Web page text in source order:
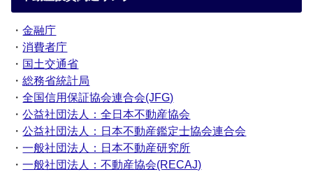
・金融庁
・消費者庁
・ 国土交通省
・総務省統計局
・全国信用保証協会連合会(JFG)
・公益社団法人：全日本不動産協会
・公益社団法人：日本不動産鑑定士協会連合会
・一般社団法人：日本不動産研究所
・一般社団法人：不動産協会(RECAJ)